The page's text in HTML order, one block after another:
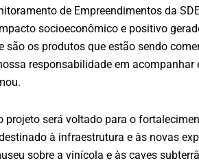
de Empreendimentos da
socioeconômico e positivo
os produtos que estão sendo
responsabilidade em
será voltado para o
à infraestrutura e às novas
sobre a vinícola e às caves